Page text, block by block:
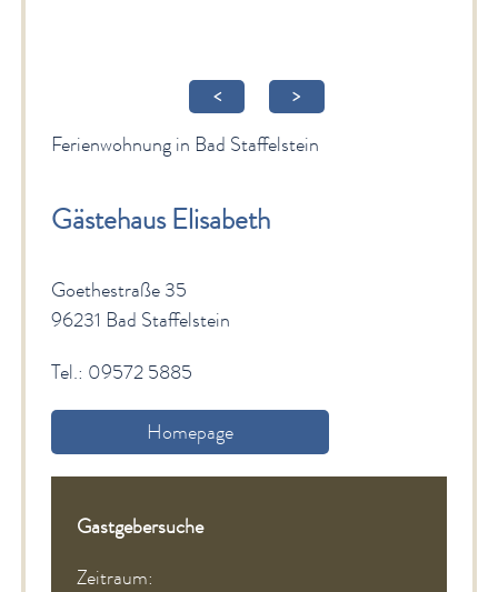
English Sites
BÜRGER & STADT
< >
Ferienwohnung in Bad Staffelstein
Gästehaus Elisabeth
Goethestraße 35
96231 Bad Staffelstein
Tel.: 09572 5885
Homepage
Gastgebersuche
Zeitraum: